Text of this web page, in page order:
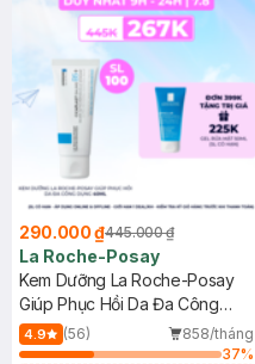
290.000 ₫445.000 ₫
La Roche-Posay
Kem Dưỡng La Roche-Posay
Giúp Phục Hồi Da Đa Công
Dụng 40ml
4.9 (56)
858/tháng
37%